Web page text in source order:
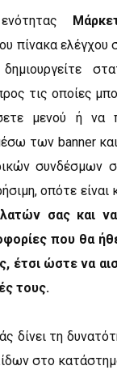
πίνακα
τις οποίες
μενού ή να
των banner
συνδέσμων
οπότε
σας και να
που θα
έτσι ώστε να
τους.
δίνει τη
στο